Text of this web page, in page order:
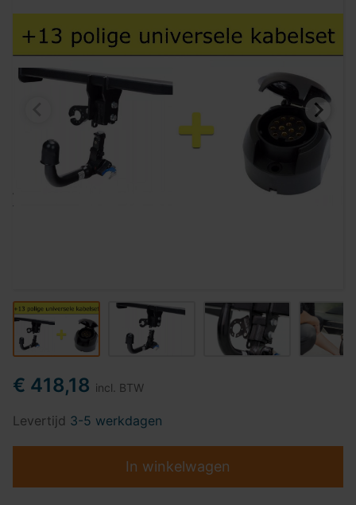
€ 418,18 incl. BTW
Levertijd 3-5 werkdagen
In winkelwagen